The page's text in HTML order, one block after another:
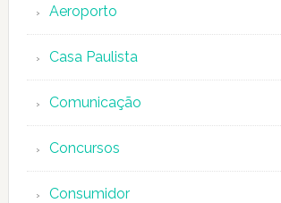
Aeroporto
Casa Paulista
Comunicação
Concursos
Consumidor